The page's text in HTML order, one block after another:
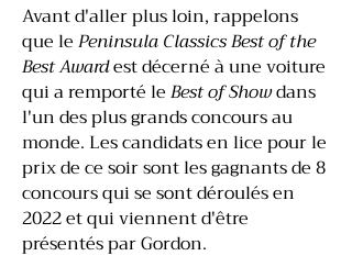
Avant d'aller plus loin, rappelons
que lePeninsula Classics Best of the
Best Awardest décerné à une voiture
qui a remporté leBest of Showdans
l'un des plus grands concours au
monde. Les candidats en lice pour le
prix de ce soir sont les gagnants de 8
concours qui se sont déroulés en
2022 et qui viennent d'être
présentés par Gordon.